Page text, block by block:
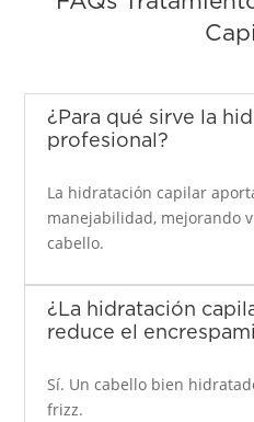
¿Para qué sirve la
profesional?
La hidratación capilar
manejabilidad, mejorando
cabello.
¿La hidratación
reduce el
Sí. Un cabello bien
frizz.